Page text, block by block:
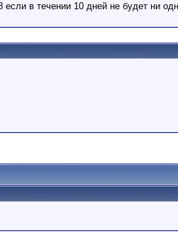
в течении 10 дней не будет ни